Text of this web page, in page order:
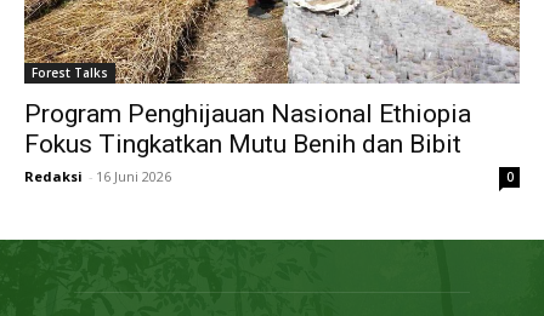
Forest Talks
Program Penghijauan Nasional Ethiopia
Fokus Tingkatkan Mutu Benih dan Bibit
Redaksi - 16 Juni 2026 0